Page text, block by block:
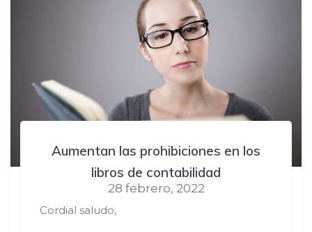
Aumentan las prohibiciones en los
libros de contabilidad
28 febrero, 2022
Cordial saludo,